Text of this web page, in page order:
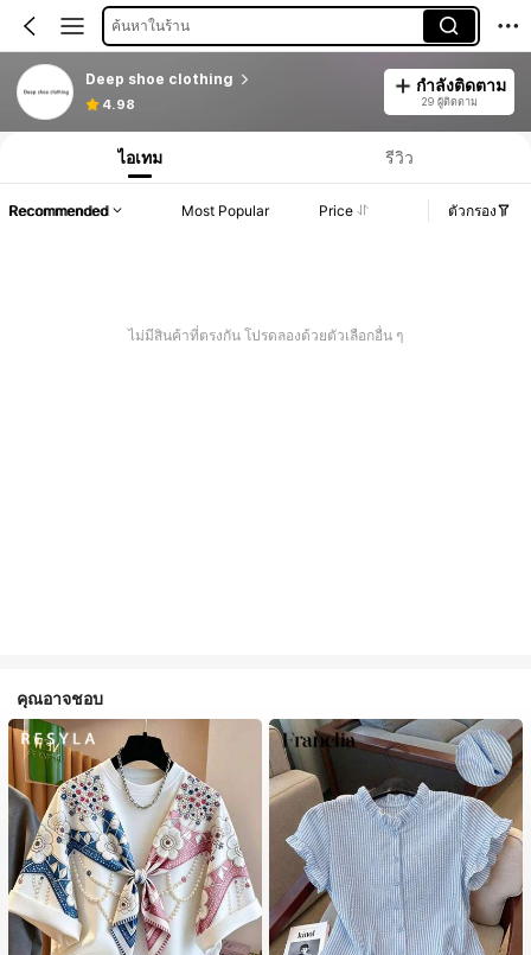
ค้นหาในร้าน
Deep shoe clothing
4.98
กำลังติดตาม
29 ผู้ติดตาม
ไอเทม รีวิว
Recommended Most Popular Price ตัวกรอง
ไม่มีสินค้าที่ตรงกัน โปรดลองด้วยตัวเลือกอื่น ๆ
คุณอาจชอบ